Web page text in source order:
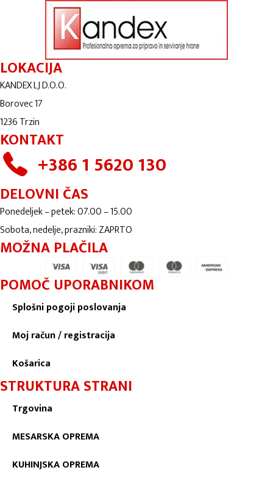
LOKACIJA
KANDEX LJ D.O.O.
Borovec 17
1236 Trzin
KONTAKT
+386 1 5620 130
DELOVNI ČAS
Ponedeljek – petek: 07.00 – 15.00
Sobota, nedelje, prazniki: ZAPRTO
MOŽNA PLAČILA
POMOČ UPORABNIKOM
Splošni pogoji poslovanja
Moj račun / registracija
Košarica
STRUKTURA STRANI
Trgovina
MESARSKA OPREMA
KUHINJSKA OPREMA